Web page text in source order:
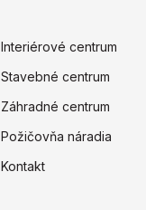
Interiérové centrum
Stavebné centrum
Záhradné centrum
Požičovňa náradia
Kontakt